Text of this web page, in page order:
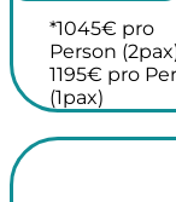
*1045€ pro
Person
1195€ pro
(1pax)